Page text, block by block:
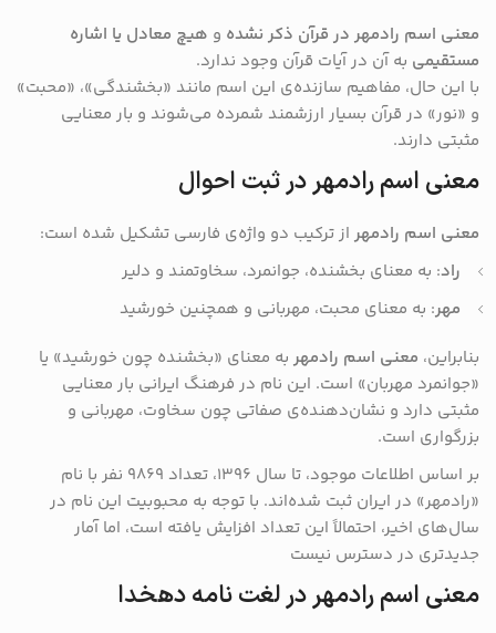
معنی اسم رادمهر در قرآن ذکر نشده و هیچ معادل یا اشاره
مستقیمی به آن در آیات قرآن وجود ندارد.
با این حال، مفاهیم سازنده‌ی این اسم مانند «بخشندگی»، «محبت»
و «نور» در قرآن بسیار ارزشمند شمرده می‌شوند و بار معنایی
مثبتی دارند.
معنی اسم رادمهر در ثبت احوال
معنی اسم رادمهر از ترکیب دو واژه‌ی فارسی تشکیل شده است:
راد: به معنای بخشنده، جوانمرد، سخاوتمند و دلیر
مهر: به معنای محبت، مهربانی و همچنین خورشید
بنابراین، معنی اسم رادمهر به معنای «بخشنده چون خورشید» یا
«جوانمرد مهربان» است. این نام در فرهنگ ایرانی بار معنایی
مثبتی دارد و نشان‌دهنده‌ی صفاتی چون سخاوت، مهربانی و
بزرگواری است.
بر اساس اطلاعات موجود، تا سال ۱۳۹۶، تعداد ۹۸۶۹ نفر با نام
«رادمهر» در ایران ثبت شده‌اند. با توجه به محبوبیت این نام در
سال‌های اخیر، احتمالاً این تعداد افزایش یافته است، اما آمار
جدیدتری در دسترس نیست
معنی اسم رادمهر در لغت نامه دهخدا